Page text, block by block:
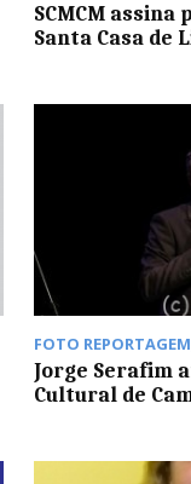
SCMCM
Santa Casa de
FOTO REPORTAGEM
Jorge Serafim
Cultural de